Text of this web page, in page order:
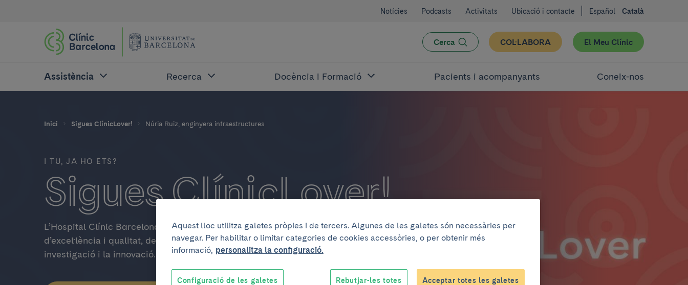
Notícies Podcasts Activitats Ubicació i contacte Español Català
Cerca COL·LABORA El Meu Clínic
Assistència Recerca Docència i Formació Pacients i acompanyants Coneix-nos
Inici Sigues ClínicLover! Núria Ruiz, enginyera infraestructures
I TU, JA HO ETS?
Sigues ClínicLover!
L’Hospital Clínic Barcelona és més que un hospital. Reconegut pel seu nivell
d’excel·lència i qualitat, destaca en els àmbits de l’assistència, la docència, la
investigació i la innovació.
Aquest lloc utilitza galetes pròpies i de tercers. Algunes de les galetes són necessàries per
navegar. Per habilitar o limitar categories de cookies accessòries, o per obtenir més
informació, personalitza la configuració.
Rebutjar-les totes Acceptar totes les galetes
Configuració de les galetes